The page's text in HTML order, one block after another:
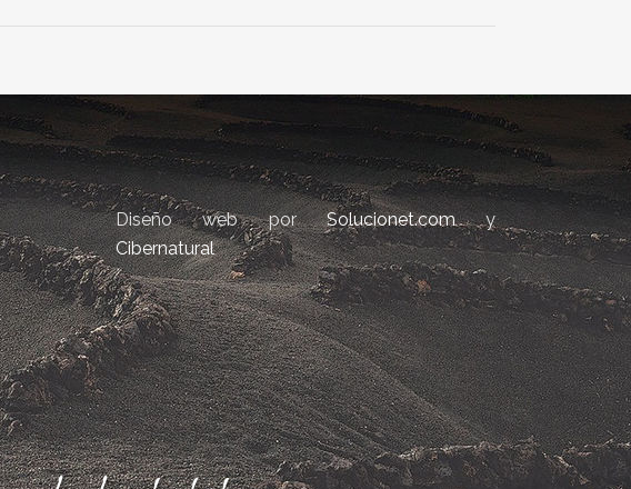
Diseño web porSolucionet.comy
Cibernatural